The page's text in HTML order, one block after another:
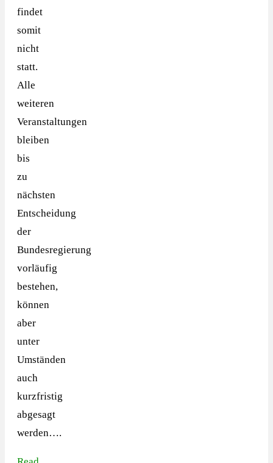
findet
somit
nicht
statt.
Alle
weiteren
Veranstaltungen
bleiben
bis
zu
nächsten
Entscheidung
der
Bundesregierung
vorläufig
bestehen,
können
aber
unter
Umständen
auch
kurzfristig
abgesagt
werden….